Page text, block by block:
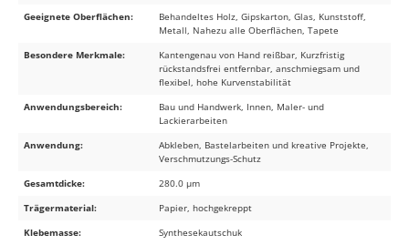
Geeignete Oberflächen:
Behandeltes Holz, Gipskarton, Glas, Kunststoff,
Metall, Nahezu alle Oberflächen, Tapete
Besondere Merkmale:
Kantengenau von Hand reißbar, Kurzfristig
rückstandsfrei entfernbar, anschmiegsam und
flexibel, hohe Kurvenstabilität
Anwendungsbereich:
Bau und Handwerk, Innen, Maler- und
Lackierarbeiten
Anwendung:
Abkleben, Bastelarbeiten und kreative Projekte,
Verschmutzungs-Schutz
Gesamtdicke:
280.0 µm
Trägermaterial:
Papier, hochgekreppt
Klebemasse:
Synthesekautschuk